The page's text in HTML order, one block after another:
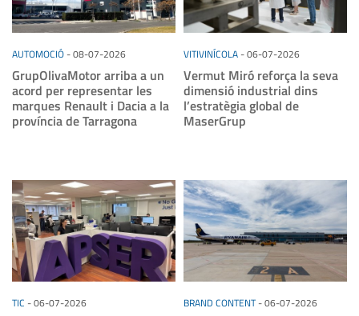
AUTOMOCIÓ-08-07-2026
GrupOlivaMotor arriba a un
acord per representar les
marques Renault i Dacia a la
província de Tarragona
VITIVINÍCOLA-06-07-2026
Vermut Miró reforça la seva
dimensió industrial dins
l’estratègia global de
MaserGrup
TIC -06-07-2026 BRAND CONTENT-06-07-2026